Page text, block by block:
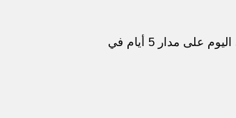
ولذلك انتظم في ممارسة التمارين الرياضية ما لا يقل عن 30 دقيقة في اليوم على مدار 5 أيام في